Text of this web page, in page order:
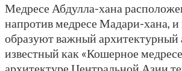
Медресе Абдулла-хана
напротив медресе Мадари-хана, и
образуют важный архитектурный
известный как «Кошерное